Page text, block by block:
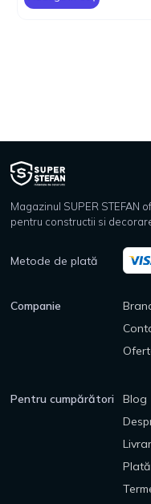
Magazinul SUPER STEFAN
pentru constructii si
Metode de plată
Companie
Pentru cumpărători
Blog
Plată